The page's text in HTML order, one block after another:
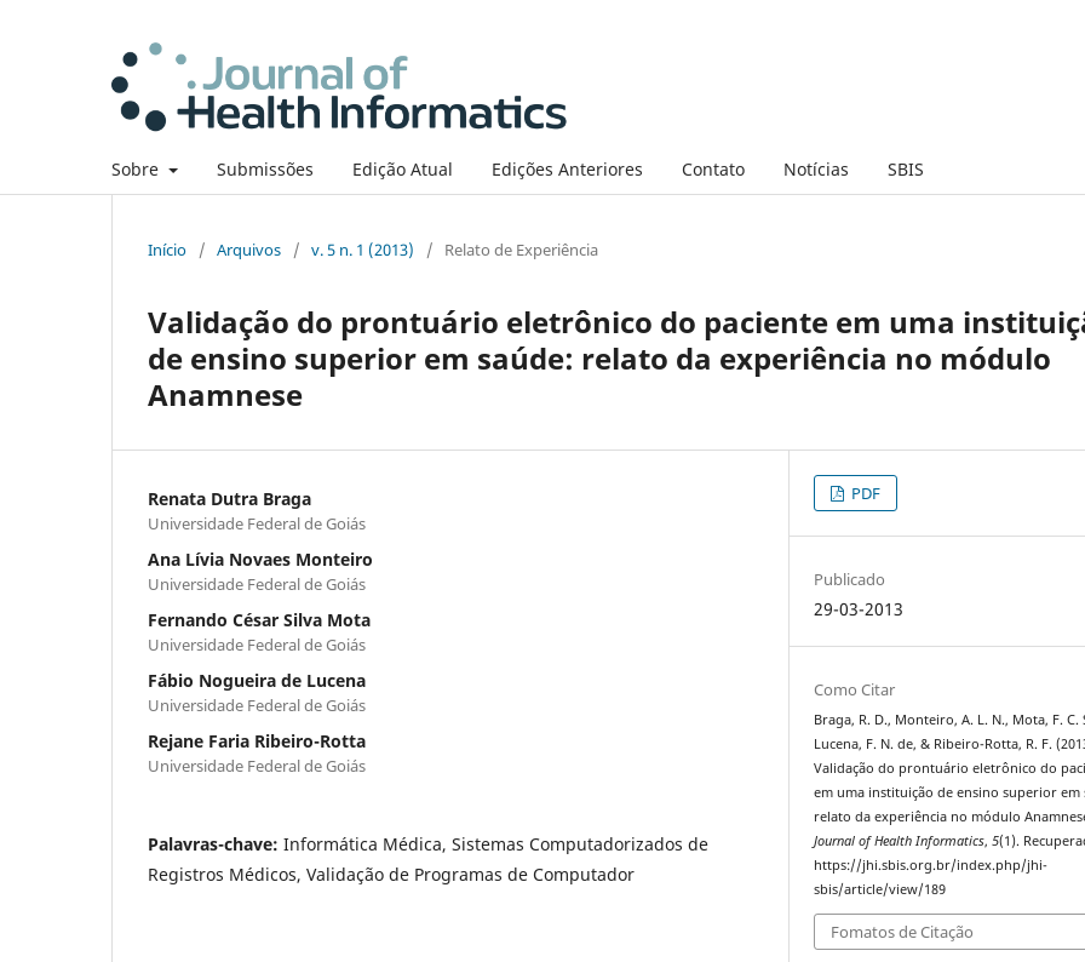
Sobre Submissões Edição Atual Edições Anteriores Contato Notícias SBIS
Início / Arquivos / v. 5 n. 1 (2013) / Relato de Experiência
Validação do prontuário eletrônico do paciente em uma
de ensino superior em saúde: relato da experiência no módulo
Anamnese
Renata Dutra Braga
Universidade Federal de Goiás
Ana Lívia Novaes Monteiro
Universidade Federal de Goiás
Fernando César Silva Mota
Universidade Federal de Goiás
Fábio Nogueira de Lucena
Universidade Federal de Goiás
Rejane Faria Ribeiro-Rotta
Universidade Federal de Goiás
Palavras-chave: Informática Médica, Sistemas Computadorizados de
Registros Médicos, Validação de Programas de Computador
PDF
Publicado
29-03-2013
Como Citar
Braga, R. D., Monteiro, A. L. N., Mota, F. C.
Lucena, F. N. de, & Ribeiro-Rotta, R. F.
Validação do prontuário eletrônico do
em uma instituição de ensino superior em
relato da experiência no módulo
Journal of Health Informatics,5(1).
https://jhi.sbis.org.br/index.php/jhi-
sbis/article/view/189
Fomatos de Citação